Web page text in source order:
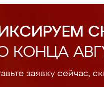
КОНЦА
заявку сейчас,